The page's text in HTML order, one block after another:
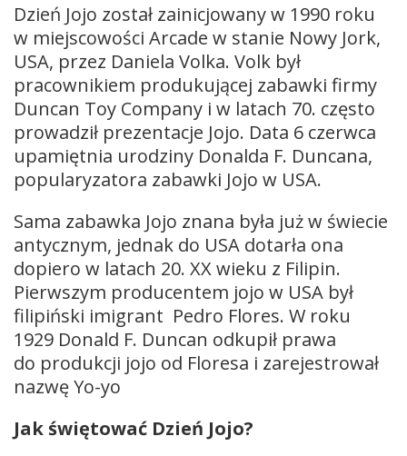
Dzień Jojo został zainicjowany w 1990 roku
w miejscowości Arcade w stanie Nowy Jork,
USA, przez Daniela Volka. Volk był
pracownikiem produkującej zabawki firmy
Duncan Toy Company i w latach 70. często
prowadził prezentacje Jojo. Data 6 czerwca
upamiętnia urodziny Donalda F. Duncana,
popularyzatora zabawki Jojo w USA.
Sama zabawka Jojo znana była już w świecie
antycznym, jednak do USA dotarła ona
dopiero w latach 20. XX wieku z Filipin.
Pierwszym producentem jojo w USA był
filipiński imigrant Pedro Flores. W roku
1929 Donald F. Duncan odkupił prawa
do produkcji jojo od Floresa i zarejestrował
nazwę Yo-yo
Jak świętować Dzień Jojo?